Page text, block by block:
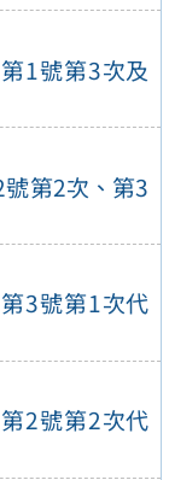
1號第3次及
第2次、第3
3號第1次代
2號第2次代